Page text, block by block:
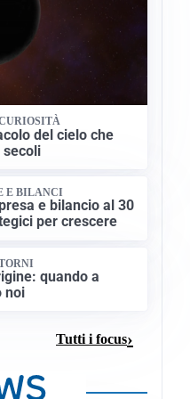
del cielo che
secoli
E BILANCI
e bilancio al 30
per crescere
quando a
noi
Tutti i focus